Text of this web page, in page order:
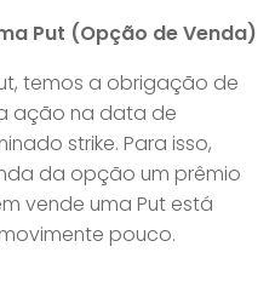
Put (Opção de Venda)
temos a obrigação de
ação na data de
strike. Para isso,
da opção um prêmio
vende uma Put está
pouco.